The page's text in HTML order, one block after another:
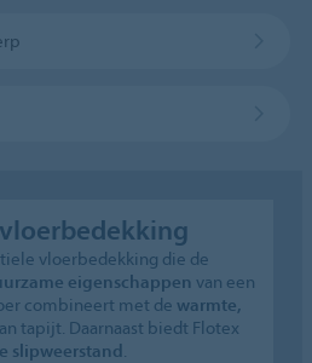
vloerbedekking die de
eigenschappen van een
combineert met dewarmte,
tapijt. Daarnaast biedt Flotex
slipweerstand